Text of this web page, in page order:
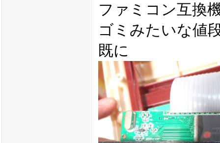
ファミコン互換
ゴミみたいな値
既に